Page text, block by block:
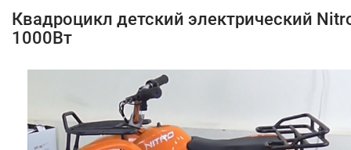
Квадроцикл детский электрический
1000Вт